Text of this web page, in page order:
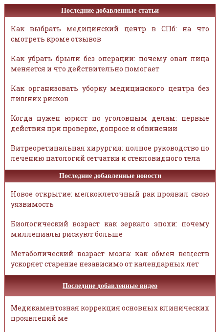
Последние добавленные статьи
Как выбрать медицинский центр в СПб: на что
смотреть кроме отзывов
Как убрать брыли без операции: почему овал лица
меняется и что действительно помогает
Как организовать уборку медицинского центра без
лишних рисков
Когда нужен юрист по уголовным делам: первые
действия при проверке, допросе и обвинении
Витреоретинальная хирургия: полное руководство по
лечению патологий сетчатки и стекловидного тела
Последние добавленные новости
Новое открытие: мелкоклеточный рак проявил свою
уязвимость
Биологический возраст как зеркало эпохи: почему
миллениалы рискуют больше
Метаболический возраст мозга: как обмен веществ
ускоряет старение независимо от календарных лет
Последние добавленные видео
Медикаментозная коррекция основных клинических
проявлений ме